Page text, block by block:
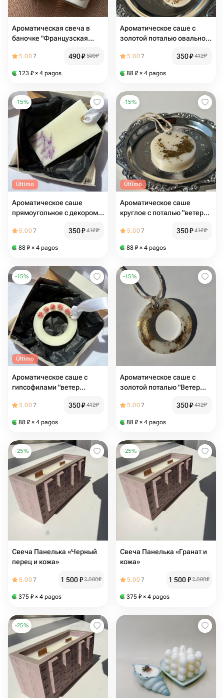
Ароматическая свеча в
баночке "Французская
5.007 490₽ 590₽
123 ₽ × 4 pagos
Ароматическое саше с
золотой поталью овальное
5.007 350₽ 412₽
88 ₽ × 4 pagos
-15%
Último
Ароматическое саше
прямоугольное с декором
5.007 350₽ 412₽
88 ₽ × 4 pagos
-15%
Último
Ароматическое саше
круглое с поталью "ветер
5.007 350₽ 412₽
88 ₽ × 4 pagos
-15%
Último
Ароматическое саше с
гипсофилами "ветер
5.007 350₽ 412₽
88 ₽ × 4 pagos
-15%
Ароматическое саше с
золотой поталью "Ветер
5.007 350₽ 412₽
88 ₽ × 4 pagos
-25%
Свеча Панелька «Черный
перец и кожа»
5.007 1 500₽2 000₽
375 ₽ × 4 pagos
-25%
Свеча Панелька «Гранат и
кожа»
5.007 1 500₽2 000₽
375 ₽ × 4 pagos
-25%